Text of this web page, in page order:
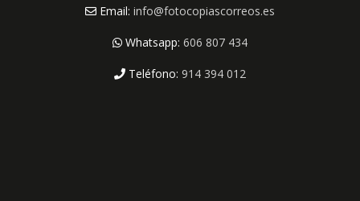
Email: info@fotocopiascorreos.es
Whatsapp: 606 807 434
Teléfono: 914 394 012